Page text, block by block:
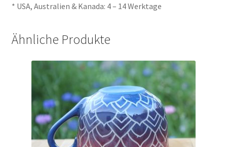
* USA, Australien & Kanada: 4 – 14 Werktage
Ähnliche Produkte